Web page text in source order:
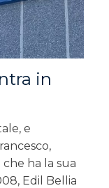
in
e
ha la sua
Edil Bellia